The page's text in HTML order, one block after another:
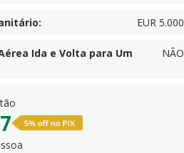
: EUR 5.000
Ida e Volta para Um
NÃO